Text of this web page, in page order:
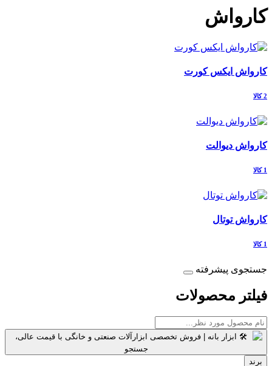
کارواش
کارواش ایکس کورت
2 کالا
کارواش دیوالت
1 کالا
کارواش توتال
1 کالا
جستجوی پیشرفته
فیلتر محصولات
برند